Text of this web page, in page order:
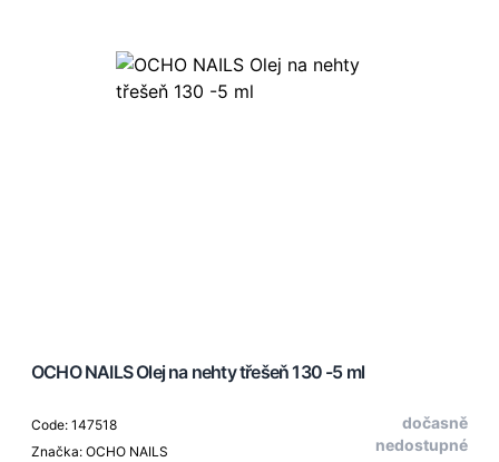
OCHO NAILS Olej na nehty třešeň 130 -5 ml
Code: 147518
Značka: OCHO NAILS
dočasně
nedostupné